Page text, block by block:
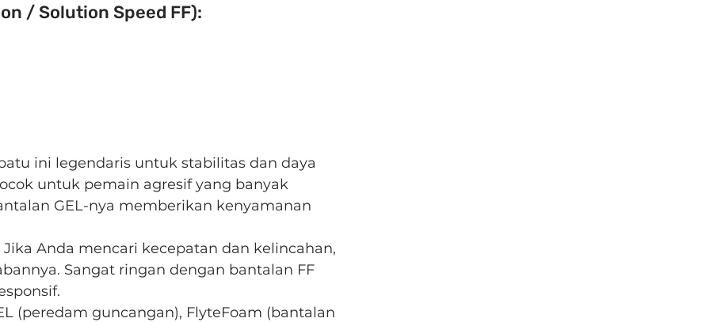
/ Solution Speed FF):
ini legendaris untuk stabilitas dan daya
untuk pemain agresif yang banyak
GEL-nya memberikan kenyamanan
Jika Anda mencari kecepatan dan kelincahan,
Sangat ringan dengan bantalan FF
(peredam guncangan), FlyteFoam (bantalan